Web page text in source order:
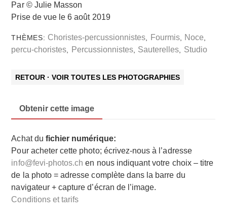
Par © Julie Masson
Prise de vue le 6 août 2019
THÈMES: Choristes-percussionnistes Fourmis, Noce
percu-choristes Percussionnistes, Sauterelles Studio
RETOUR · VOIR TOUTES LES PHOTOGRAPHIES
Obtenir cette image
Achat du fichier numérique:
Pour acheter cette photo; écrivez-nous à l’adresse
info@fevi-photos.ch en nous indiquant votre choix – titre
de la photo = adresse complète dans la barre du
navigateur + capture d’écran de l’image.
Conditions et tarifs